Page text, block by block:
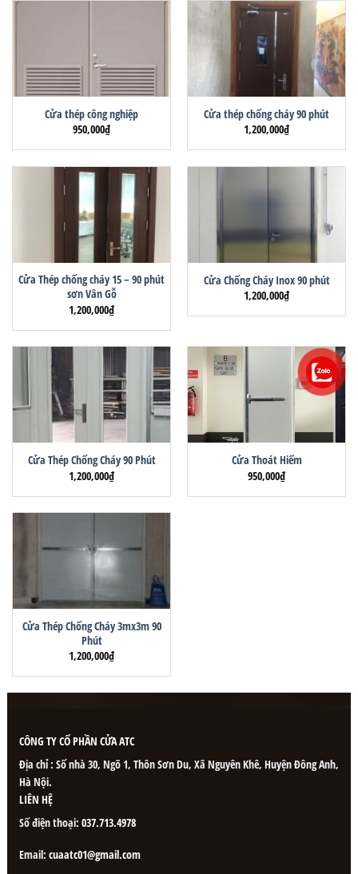
Cửa thép công nghiệp
950,000₫
Cửa thép chống cháy 90 phút
1,200,000₫
Cửa Thép chống cháy 15 – 90 phút
sơn Vân Gỗ
1,200,000₫
Cửa Chống Cháy Inox 90 phút
1,200,000₫
Cửa Thép Chống Cháy 90 Phút
1,200,000₫
Cửa Thoát Hiểm
950,000₫
Cửa Thép Chống Cháy 3mx3m 90
Phút
1,200,000₫
CÔNG TY CỔ PHẦN CỬA ATC
Địa chỉ : Số nhà 30, Ngõ 1, Thôn Sơn Du, Xã Nguyên Khê, Huyện Đông Anh,
Hà Nội.
LIÊN HỆ
Số điện thoại: 037.713.4978
Email: cuaatc01@gmail.com